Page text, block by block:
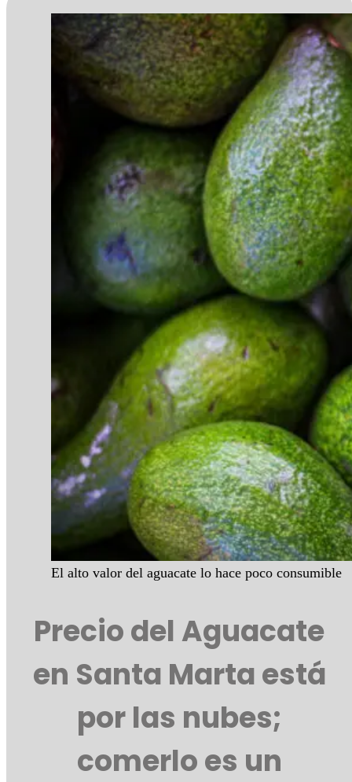
El alto valor del aguacate lo hace poco consumible
Precio del Aguacate
en Santa Marta está
por las nubes;
comerlo es un